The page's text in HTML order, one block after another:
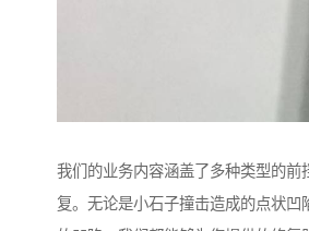
我们的业务内容涵盖了多种类型的前
复。无论是小石子撞击造成的点状凹